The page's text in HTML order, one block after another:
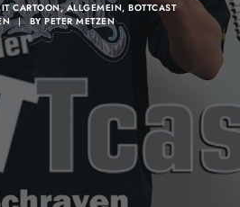
CARTOON,ALLGEMEIN, BOTTCAST
| BYPETER METZEN